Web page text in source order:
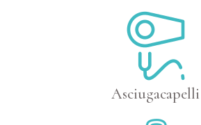
Asciugacapelli